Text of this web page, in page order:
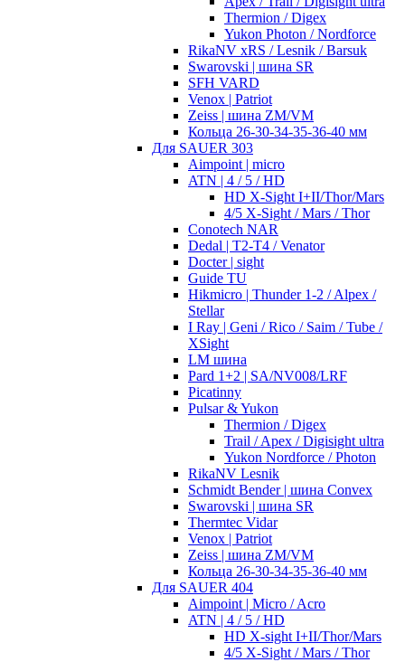
Thermion / Digex
Yukon Photon / Nordforce
RikaNV xRS / Lesnik / Barsuk
Swarovski | шина SR
SFH VARD
Venox | Patriot
Zeiss | шина ZM/VM
Кольца 26-30-34-35-36-40 мм
Для SAUER 303
Aimpoint | micro
ATN | 4 / 5 / HD
HD X-Sight I+II/Thor/Mars
4/5 X-Sight / Mars / Thor
Conotech NAR
Dedal | T2-T4 / Venator
Docter | sight
Guide TU
Hikmicro | Thunder 1-2 / Alpex /
Stellar
I Ray | Geni / Rico / Saim / Tube /
XSight
LM шина
Pard 1+2 | SA/NV008/LRF
Picatinny
Pulsar & Yukon
Thermion / Digex
Trail / Apex / Digisight ultra
Yukon Nordforce / Photon
RikaNV Lesnik
Schmidt Bender | шина Convex
Swarovski | шина SR
Thermtec Vidar
Venox | Patriot
Zeiss | шина ZM/VM
Кольца 26-30-34-35-36-40 мм
Для SAUER 404
Aimpoint | Micro / Acro
ATN | 4 / 5 / HD
HD X-sight I+II/Thor/Mars
4/5 X-Sight / Mars / Thor